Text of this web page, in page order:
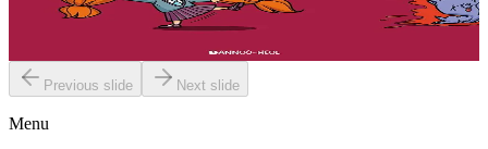
Geoffroy... j'ai toujours une idée intéressante !...
Previous slide Next slide
Menu